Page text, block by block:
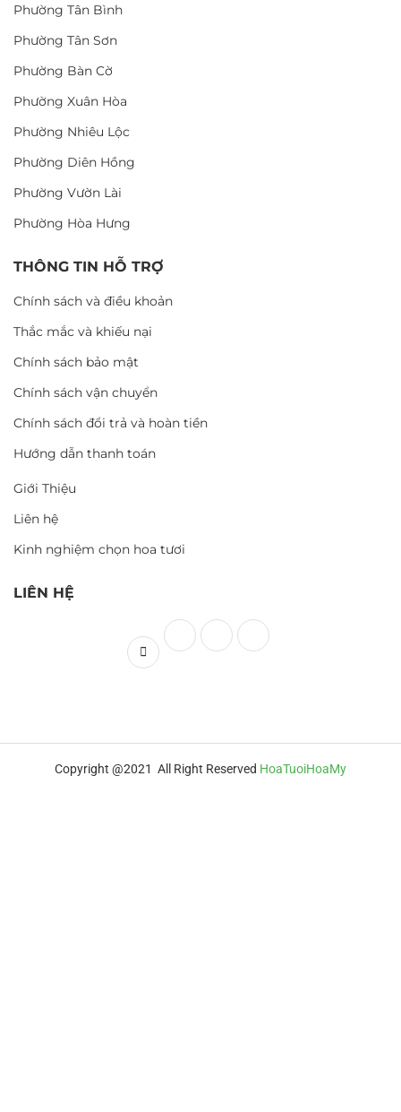
Phường Tân Bình
Phường Tân Sơn
Phường Bàn Cờ
Phường Xuân Hòa
Phường Nhiêu Lộc
Phường Diên Hồng
Phường Vườn Lài
Phường Hòa Hưng
THÔNG TIN HỖ TRỢ
Chính sách và điều khoản
Thắc mắc và khiếu nại
Chính sách bảo mật
Chính sách vận chuyển
Chính sách đổi trả và hoàn tiền
Hướng dẫn thanh toán
Giới Thiệu
Liên hệ
Kinh nghiệm chọn hoa tươi
LIÊN HỆ
Copyright @2021 All Right Reserved HoaTuoiHoaMy